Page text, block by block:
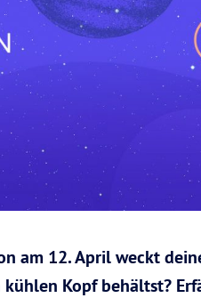
am 12. April weckt
Kopf behältst?